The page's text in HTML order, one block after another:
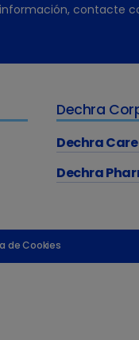
contacte
Dechra
Dechra
Dechra
de Cookies